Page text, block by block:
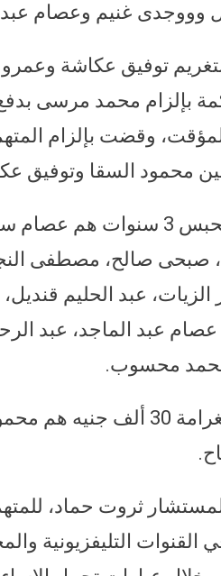
وووجدى غنيم وعصام عبد
بإلزام محمد مرسى
وقضت بإلزام
محمود السقا وتوفيق
والصادر بحقهم حكام
صبحى صالح، مصطفى
عبد الحليم
عصام عبد الماجد، عبد
محمد محسوب.
والصادر بحقهم حكما
ثروت حماد،
القنوات التليفزيونية